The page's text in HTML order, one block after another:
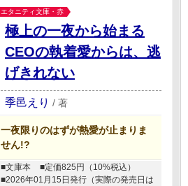
エタニティ文庫・赤
極上の一夜から始まる
CEOの執着愛からは、逃
げきれない
季邑えり / 著
一夜限りのはずが熱愛が止まりま
せん!?
■文庫本
■定価825円（10%税込）
■2026年01月15日発行（実際の発売日は